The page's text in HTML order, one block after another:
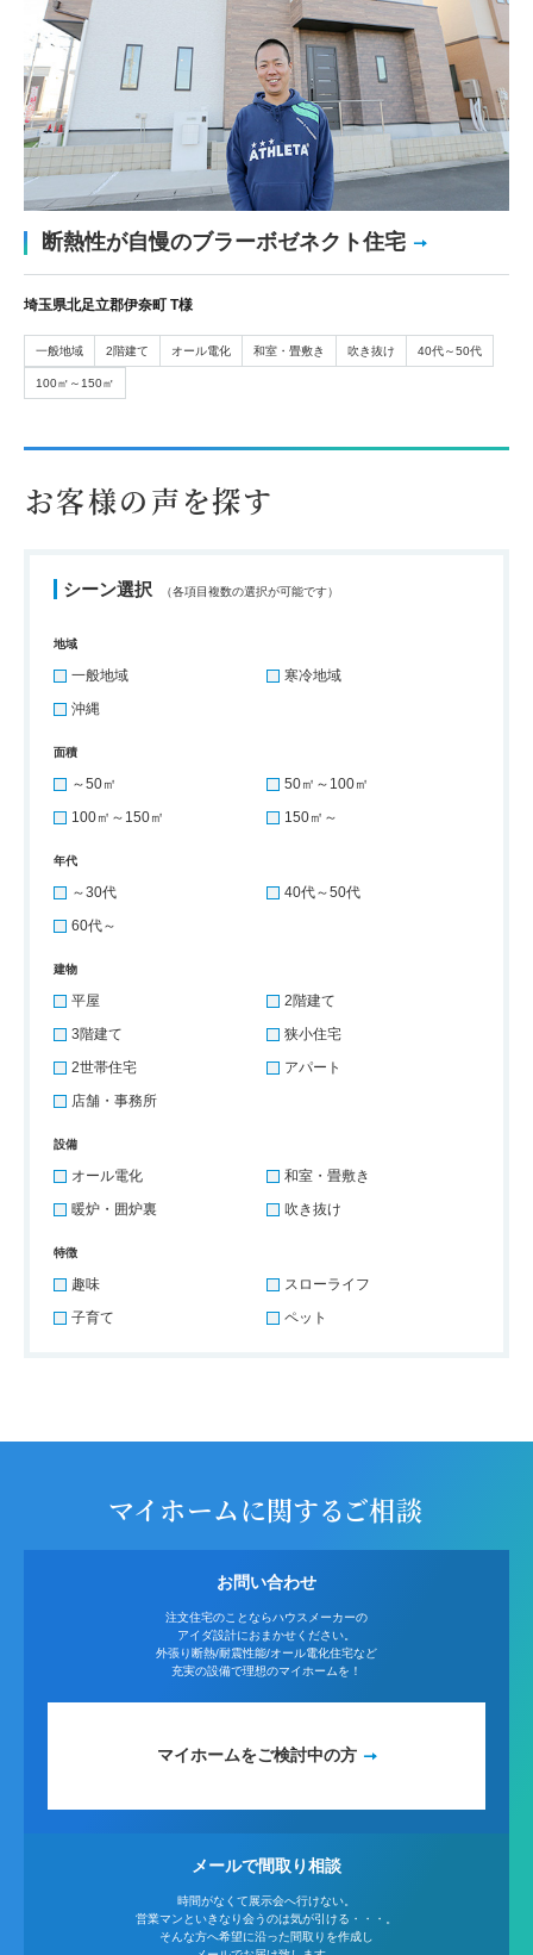
断熱性が自慢のブラーボゼネクト住宅
埼玉県北足立郡伊奈町 T様
一般地域 2階建て オール電化 和室・畳敷き 吹き抜け 40代～50代
100㎡～150㎡
お客様の声を探す
シーン選択 （各項目複数の選択が可能です）
地域
一般地域
寒冷地域
沖縄
面積
～50㎡
50㎡～100㎡
100㎡～150㎡
150㎡～
年代
～30代
40代～50代
60代～
建物
平屋
2階建て
3階建て
狭小住宅
2世帯住宅
アパート
店舗・事務所
設備
オール電化
和室・畳敷き
暖炉・囲炉裏
吹き抜け
特徴
趣味
スローライフ
子育て
ペット
マイホームに関するご相談
お問い合わせ
注文住宅のことならハウスメーカーの
アイダ設計におまかせください。
外張り断熱/耐震性能/オール電化住宅など
充実の設備で理想のマイホームを！
マイホームをご検討中の方
メールで間取り相談
時間がなくて展示会へ行けない。
営業マンといきなり会うのは気が引ける・・・。
そんな方へ希望に沿った間取りを作成し